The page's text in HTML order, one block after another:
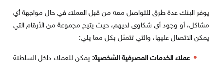
يوفر البنك عدة طرق للتواصل معه من قبل العملاء في حال مواجهة أي
مشاكل، أو وجود أي شكاوى لديهم، حيث يتيح مجموعة من الأرقام التي
يمكن الاتصال عليها، والتي تتمثل بكل مما يلي:
عملاء الخدمات المصرفية الشخصية: يمكن للعملاء داخل السلطنة